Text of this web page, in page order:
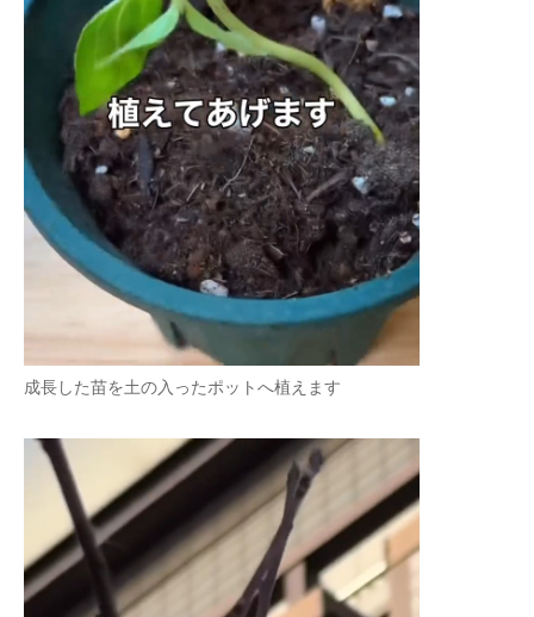
成長した苗を土の入ったポットへ植えます